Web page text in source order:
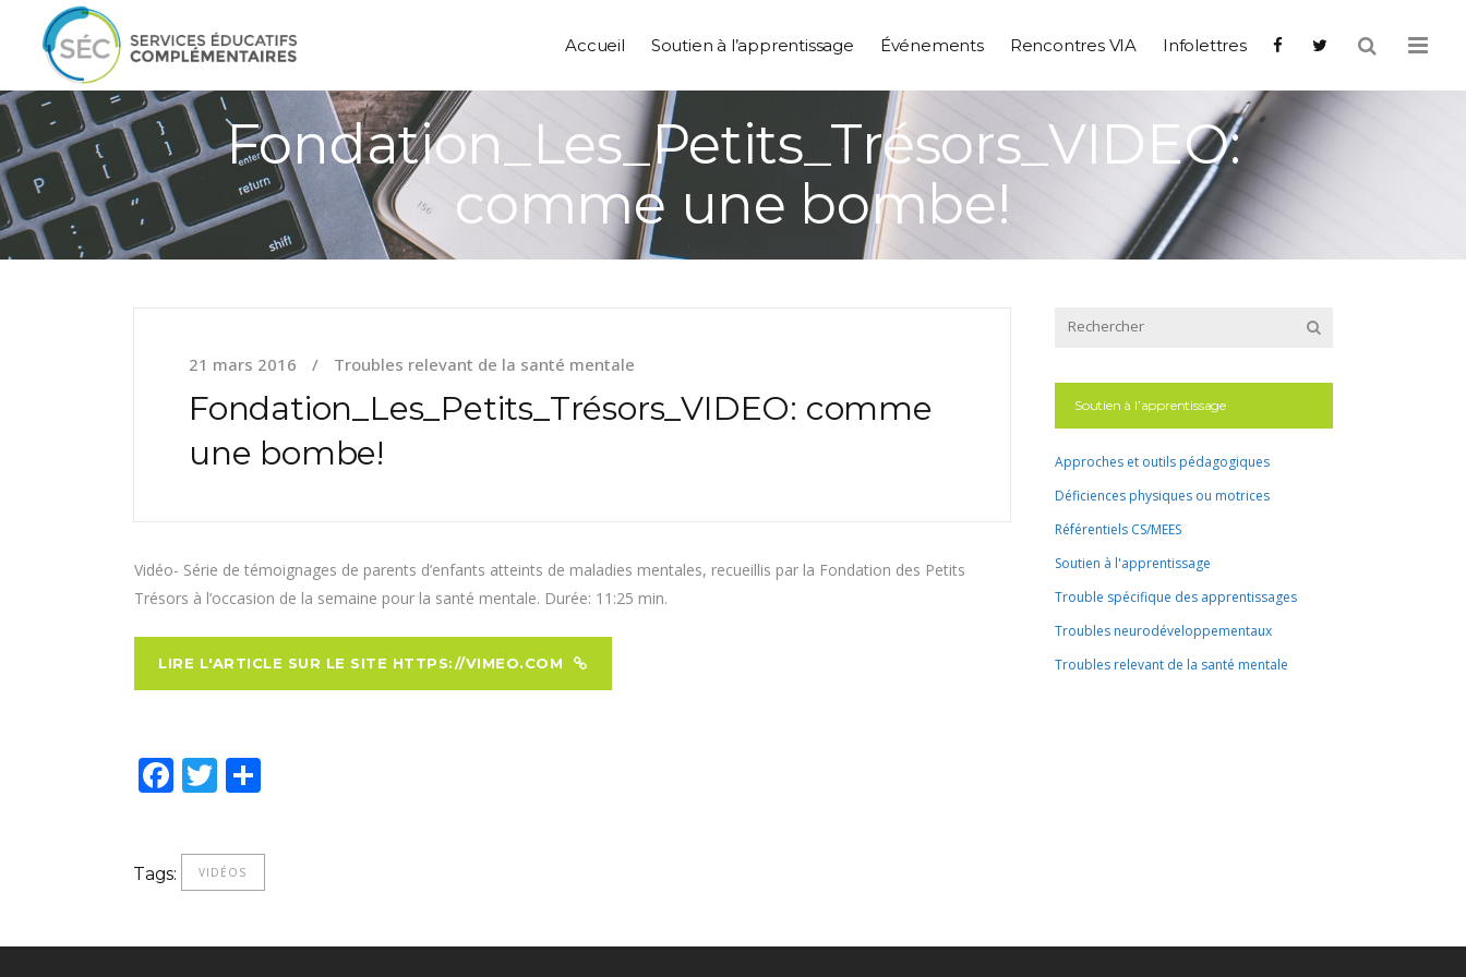
Accueil Soutien à l’apprentissage Événements Rencontres VIA Infolettres
Fondation_Les_Petits_Trésors_VIDEO:
comme une bombe!
21 mars 2016 Troubles relevant de la santé mentale
Fondation_Les_Petits_Trésors_VIDEO: comme
une bombe!
Vidéo- Série de témoignages de parents d’enfants atteints de maladies mentales, recueillis par la Fondation des Petits
Trésors à l’occasion de la semaine pour la santé mentale. Durée: 11:25 min.
LIRE L'ARTICLE SUR LE SITE HTTPS://VIMEO.COM
Facebook
Twitter
Tags: VIDÉOS
Soutien à l’apprentissage
Approches et outils pédagogiques
Déficiences physiques ou motrices
Référentiels CS/MEES
Soutien à l'apprentissage
Trouble spécifique des apprentissages
Troubles neurodéveloppementaux
Troubles relevant de la santé mentale